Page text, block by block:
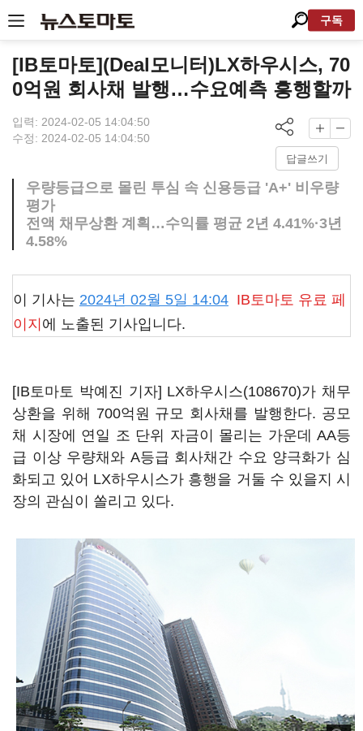
구독
[IB토마토](Deal모니터)LX하우시스, 70
0억원 회사채 발행…수요예측 흥행할까
입력: 2024-02-05 14:04:50
수정: 2024-02-05 14:04:50
답글쓰기
우량등급으로 몰린 투심 속 신용등급 'A+' 비우량
평가
전액 채무상환 계획…수익률 평균 2년 4.41%·3년
4.58%
이 기사는 2024년 02월 5일 14:04 IB토마토 유료 페
이지 에 노출된 기사입니다.
[IB토마토 박예진 기자] LX하우시스(108670)가 채무
상환을 위해 700억원 규모 회사채를 발행한다. 공모
채 시장에 연일 조 단위 자금이 몰리는 가운데 AA등
급 이상 우량채와 A등급 회사채간 수요 양극화가 심
화되고 있어 LX하우시스가 흥행을 거둘 수 있을지 시
장의 관심이 쏠리고 있다.